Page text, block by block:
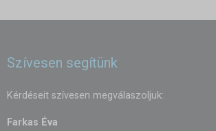
Szívesen segítünk
Kérdéseit szívesen megválaszoljuk:
Farkas Éva